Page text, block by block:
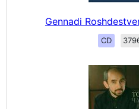
Gennadi
CD